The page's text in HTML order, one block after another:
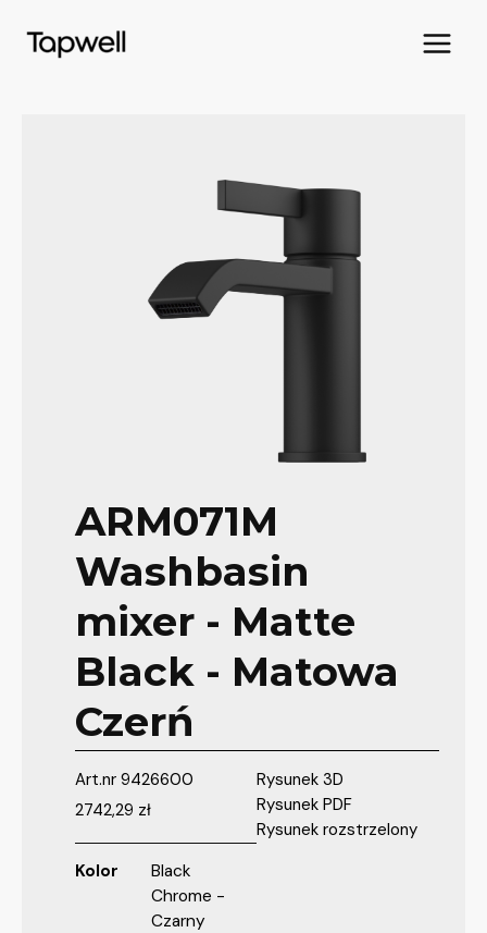
ARM071M
Washbasin
mixer - Matte
Black - Matowa
Czerń
Art.nr 9426600
2742,29 zł
Kolor
Black
Chrome -
Czarny
Rysunek 3D
Rysunek PDF
Rysunek rozstrzelony